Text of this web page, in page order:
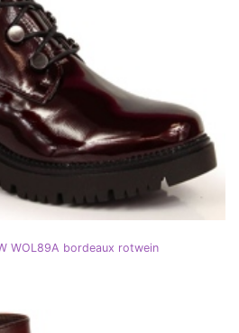
WOL89A bordeaux rotwein